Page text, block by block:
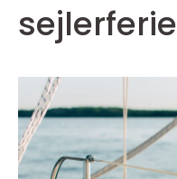
sejlerferie